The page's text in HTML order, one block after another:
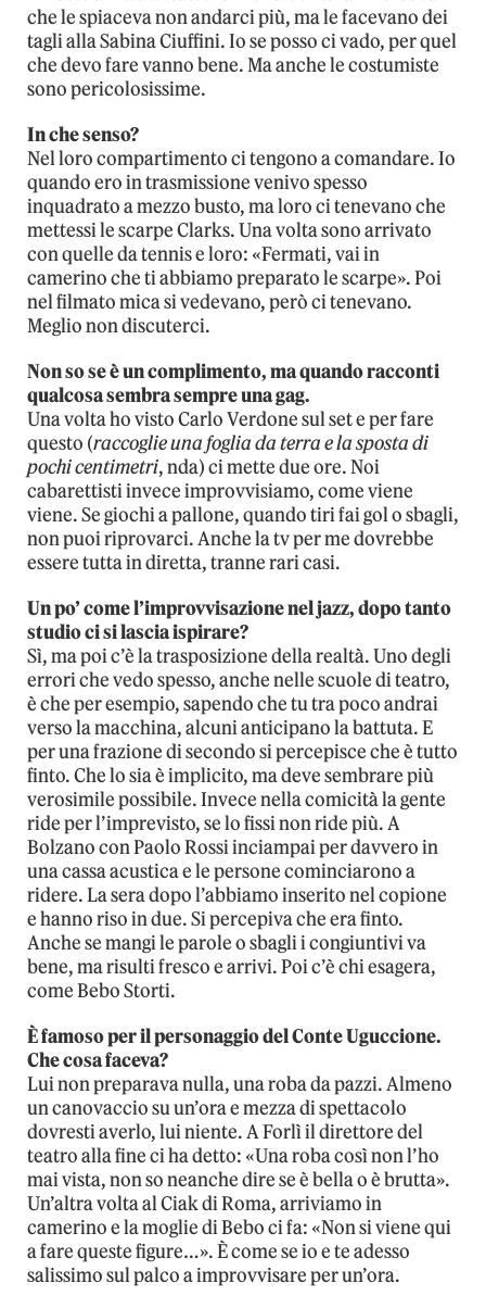
che le spiaceva non andarci più, ma le facevano dei
tagli alla Sabina Ciuffini. Io se posso ci vado, per quel
che devo fare vanno bene. Ma anche le costumiste
sono pericolosissime.
In che senso?
Nel loro compartimento ci tengono a comandare. Io
quando ero in trasmissione venivo spesso
inquadrato a mezzo busto, ma loro ci tenevano che
mettessi le scarpe Clarks. Una volta sono arrivato
con quelle da tennis e loro: «Fermati, vai in
camerino che ti abbiamo preparato le scarpe». Poi
nel filmato mica si vedevano, però ci tenevano.
Meglio non discuterci.
Non so se è un complimento, ma quando racconti
qualcosa sembra sempre una gag.
Una volta ho visto Carlo Verdone sul set e per fare
questo (raccoglie una foglia da terra e la sposta di
pochi centimetri, nda) ci mette due ore. Noi
cabarettisti invece improvvisiamo, come viene
viene. Se giochi a pallone, quando tiri fai gol o sbagli,
non puoi riprovarci. Anche la tv per me dovrebbe
essere tutta in diretta, tranne rari casi.
Un po’ come l’improvvisazione nel jazz, dopo tanto
studio ci si lascia ispirare?
Sì, ma poi c’è la trasposizione della realtà. Uno degli
errori che vedo spesso, anche nelle scuole di teatro,
è che per esempio, sapendo che tu tra poco andrai
verso la macchina, alcuni anticipano la battuta. E
per una frazione di secondo si percepisce che è tutto
finto. Che lo sia è implicito, ma deve sembrare più
verosimile possibile. Invece nella comicità la gente
ride per l’imprevisto, se lo fissi non ride più. A
Bolzano con Paolo Rossi inciampai per davvero in
una cassa acustica e le persone cominciarono a
ridere. La sera dopo l’abbiamo inserito nel copione
e hanno riso in due. Si percepiva che era finto.
Anche se mangi le parole o sbagli i congiuntivi va
bene, ma risulti fresco e arrivi. Poi c’è chi esagera,
come Bebo Storti.
È famoso per il personaggio del Conte Uguccione.
Che cosa faceva?
Lui non preparava nulla, una roba da pazzi. Almeno
un canovaccio su un’ora e mezza di spettacolo
dovresti averlo, lui niente. A Forlì il direttore del
teatro alla fine ci ha detto: «Una roba così non l’ho
mai vista, non so neanche dire se è bella o è brutta».
Un’altra volta al Ciak di Roma, arriviamo in
camerino e la moglie di Bebo ci fa: «Non si viene qui
a fare queste figure…». È come se io e te adesso
salissimo sul palco a improvvisare per un’ora.